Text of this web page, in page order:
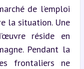
de l’emploi
la situation. Une
réside en
Pendant la
frontaliers ne